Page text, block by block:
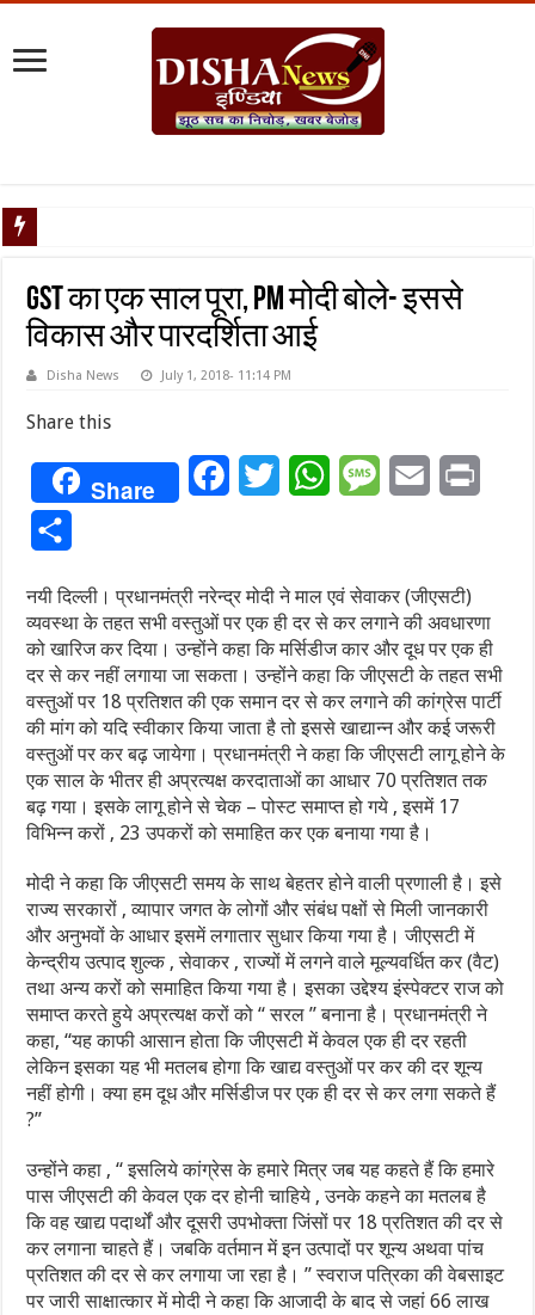
GST का एक साल पूरा, PM मोदी बोले- इससे
विकास और पारदर्शिता आई
Disha News July 1, 2018- 11:14 PM
Share this
Share FacebookTwitterWhatsAppMessageEmail
नयी दिल्ली। प्रधानमंत्री नरेन्द्र मोदी ने माल एवं सेवाकर (जीएसटी)
व्यवस्था के तहत सभी वस्तुओं पर एक ही दर से कर लगाने की अवधारणा
को खारिज कर दिया। उन्होंने कहा कि मर्सिडीज कार और दूध पर एक ही
दर से कर नहीं लगाया जा सकता। उन्होंने कहा कि जीएसटी के तहत सभी
वस्तुओं पर 18 प्रतिशत की एक समान दर से कर लगाने की कांग्रेस पार्टी
की मांग को यदि स्वीकार किया जाता है तो इससे खाद्यान्न और कई जरूरी
वस्तुओं पर कर बढ़ जायेगा। प्रधानमंत्री ने कहा कि जीएसटी लागू होने के
एक साल के भीतर ही अप्रत्यक्ष करदाताओं का आधार 70 प्रतिशत तक
बढ़ गया। इसके लागू होने से चेक – पोस्ट समाप्त हो गये , इसमें 17
विभिन्न करों , 23 उपकरों को समाहित कर एक बनाया गया है।
मोदी ने कहा कि जीएसटी समय के साथ बेहतर होने वाली प्रणाली है। इसे
राज्य सरकारों , व्यापार जगत के लोगों और संबंध पक्षों से मिली जानकारी
और अनुभवों के आधार इसमें लगातार सुधार किया गया है। जीएसटी में
केन्द्रीय उत्पाद शुल्क , सेवाकर , राज्यों में लगने वाले मूल्यवर्धित कर (वैट)
तथा अन्य करों को समाहित किया गया है। इसका उद्देश्य इंस्पेक्टर राज को
समाप्त करते हुये अप्रत्यक्ष करों को ‘‘ सरल ’’ बनाना है। प्रधानमंत्री ने
कहा, ‘‘यह काफी आसान होता कि जीएसटी में केवल एक ही दर रहती
लेकिन इसका यह भी मतलब होगा कि खाद्य वस्तुओं पर कर की दर शून्य
नहीं होगी। क्या हम दूध और मर्सिडीज पर एक ही दर से कर लगा सकते हैं
?’’
उन्होंने कहा , ‘‘ इसलिये कांग्रेस के हमारे मित्र जब यह कहते हैं कि हमारे
पास जीएसटी की केवल एक दर होनी चाहिये , उनके कहने का मतलब है
कि वह खाद्य पदार्थों और दूसरी उपभोक्ता जिंसों पर 18 प्रतिशत की दर से
कर लगाना चाहते हैं। जबकि वर्तमान में इन उत्पादों पर शून्य अथवा पांच
प्रतिशत की दर से कर लगाया जा रहा है। ’’ स्वराज पत्रिका की वेबसाइट
पर जारी साक्षात्कार में मोदी ने कहा कि आजादी के बाद से जहां 66 लाख